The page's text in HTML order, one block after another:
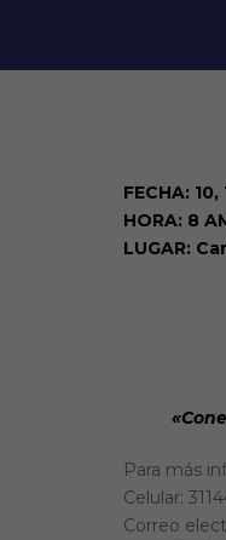
FECHA:
HORA: 8
LUGAR:
Para más
Celular:
Correo